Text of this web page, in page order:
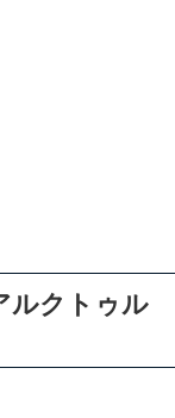
ルクトゥル